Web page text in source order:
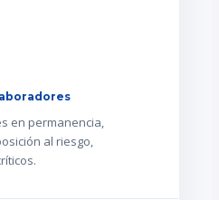
en permanencia,
al riesgo,